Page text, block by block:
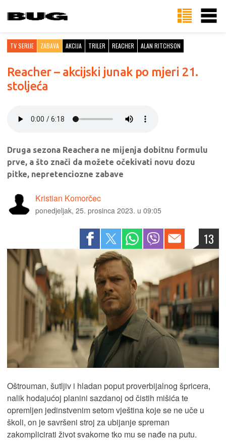
TV SERIJE ZABAVA AKCIJA TRILER REACHER ALAN RITCHSON
Reacher – akcijski junak po mjeri 21.
stoljeća
Druga sezona Reachera ne mijenja dobitnu formulu
prve, a što znači da možete očekivati novu dozu
pitke, nepretenciozne zabave
Kristian Komorčec
ponedjeljak, 25. prosinca 2023. u 09:05
13
Oštrouman, šutljiv i hladan poput proverbijalnog špricera,
nalik hodajućoj planini sazdanoj od čistih mišića te
opremljen jedinstvenim setom vještina koje se ne uče u
školi, on je savršeni stroj za ubijanje spreman
zakomplicirati život svakome tko mu se nađe na putu.